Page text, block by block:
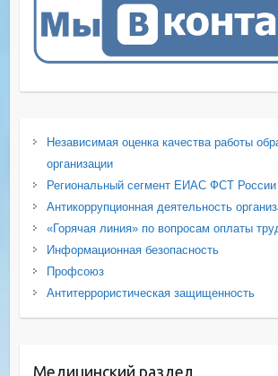
Независимая оценка качества работы
организации
Региональный сегмент ЕИАС ФСТ России
Антикоррупционная деятельность
«Горячая линия» по вопросам оплаты
Информационная безопасность
Профсоюз
Антитеррористическая защищенность
Медицинский раздел